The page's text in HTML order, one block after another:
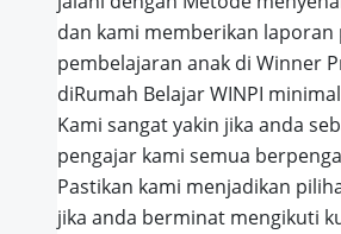
dan kami memberikan
pembelajaran anak di Winner
diRumah Belajar WINPI
Kami sangat yakin jika anda
pengajar kami semua
Pastikan kami menjadikan
jika anda berminat mengikuti